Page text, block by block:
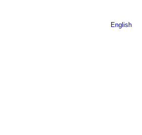
English